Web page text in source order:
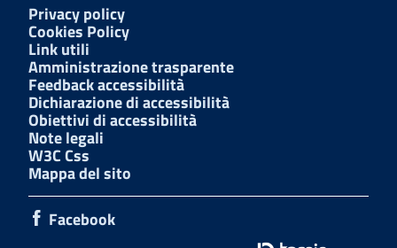
Privacy policy
Cookies Policy
Link utili
Amministrazione trasparente
Feedback accessibilità
Dichiarazione di accessibilità
Obiettivi di accessibilità
Note legali
W3C Css
Mappa del sito
Facebook